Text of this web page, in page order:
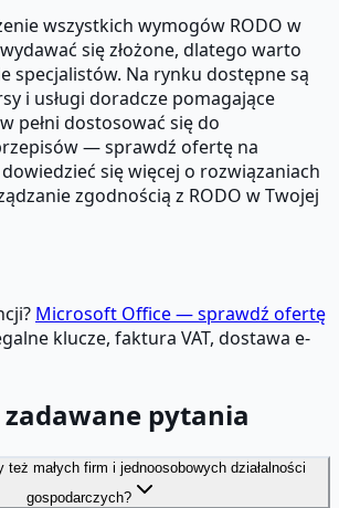
wszystkich wymogów RODO w
się złożone, dlatego warto
specjalistów. Na rynku dostępne są
i usługi doradcze pomagające
pełni dostosować się do
— sprawdź ofertę na
się więcej o rozwiązaniach
zgodnością z RODO w Twojej
Microsoft Office — sprawdź ofertę
klucze, faktura VAT, dostawa e-
zadawane pytania
małych firm i jednoosobowych działalności
gospodarczych?